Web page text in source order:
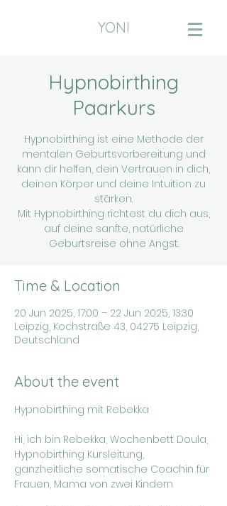
YONI
Hypnobirthing
Paarkurs
Hypnobirthing ist eine Methode der
mentalen Geburtsvorbereitung und
kann dir helfen, dein Vertrauen in dich,
deinen Körper und deine Intuition zu
stärken.
Mit Hypnobirthing richtest du dich aus,
auf deine sanfte, natürliche
Geburtsreise ohne Angst.
Time & Location
20 Jun 2025, 17:00 – 22 Jun 2025, 13:30
Leipzig, Kochstraße 43, 04275 Leipzig,
Deutschland
About the event
Hypnobirthing mit Rebekka
Hi, ich bin Rebekka, Wochenbett Doula,
Hypnobirthing Kursleitung,
ganzheitliche somatische Coachin für
Frauen, Mama von zwei Kindern